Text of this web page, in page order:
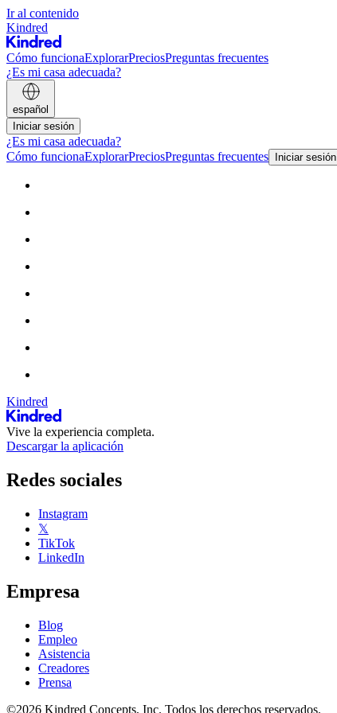
Ir al contenido
Kindred
Cómo funcionaExplorarPreciosPreguntas frecuentes
¿Es mi casa adecuada?
español
Iniciar sesión
¿Es mi casa adecuada?
Cómo funcionaExplorarPreciosPreguntas frecuentes Iniciar sesión
Kindred
Vive la experiencia completa.
Descargar la aplicación
Redes sociales
Instagram
𝕏
TikTok
LinkedIn
Empresa
Blog
Empleo
Asistencia
Creadores
Prensa
©2026 Kindred Concepts, Inc. Todos los derechos reservados.